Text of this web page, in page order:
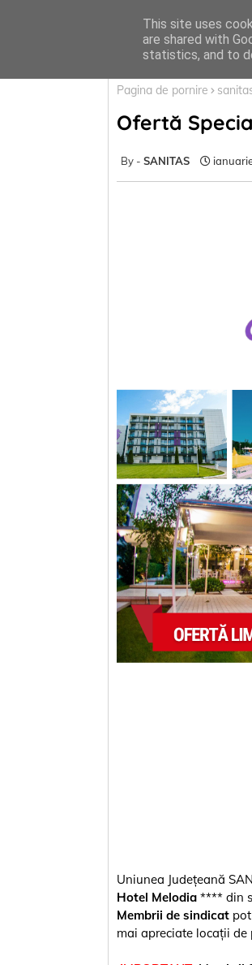
Pagina de pornire
Ofertă
SANITAS
Uniunea Județeană
Hotel Melodia **** din
Membrii de sindicat
mai apreciate locații
This site uses
are shared with
statistics, and to